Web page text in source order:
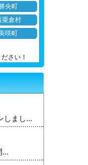
勝央町
粟倉村
咲町
さい！
しまし...
...